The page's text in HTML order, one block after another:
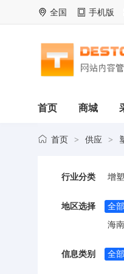
全国 手机版
首页 商城
首页 > 供应 >
行业分类 增
其
地区选择 全部
海南
信息类别 全部